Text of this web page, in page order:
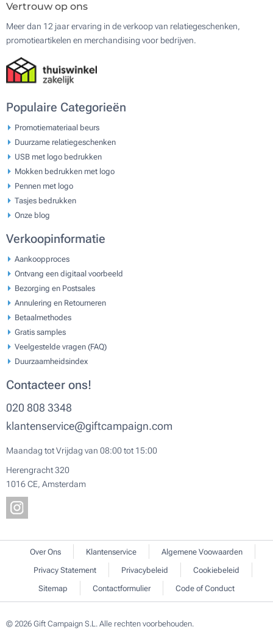
Vertrouw op ons
Meer dan 12 jaar ervaring in de verkoop van relatiegeschenken,
promotieartikelen en merchandising voor bedrijven.
Populaire Categorieën
Promotiemateriaal beurs
Duurzame relatiegeschenken
USB met logo bedrukken
Mokken bedrukken met logo
Pennen met logo
Tasjes bedrukken
Onze blog
Verkoopinformatie
Aankoopproces
Ontvang een digitaal voorbeeld
Bezorging en Postsales
Annulering en Retourneren
Betaalmethodes
Gratis samples
Veelgestelde vragen (FAQ)
Duurzaamheidsindex
Contacteer ons!
020 808 3348
klantenservice@giftcampaign.com
Maandag tot Vrijdag van 08:00 tot 15:00
Herengracht 320
1016 CE, Amsterdam
Over Ons Klantenservice
Algemene Voowaarden
Privacy Statement
Privacybeleid
Cookiebeleid
Sitemap
Contactformulier Code of Conduct
© 2026 Gift Campaign S.L. Alle rechten voorbehouden.